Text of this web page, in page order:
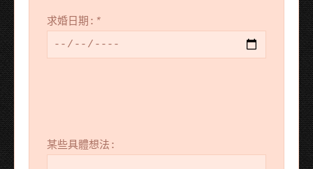
求婚日期: *
某些具體想法: